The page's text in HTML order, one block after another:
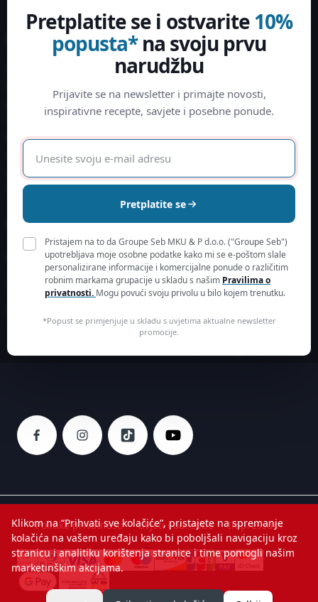
Klikom na “Prihvati sve kolačiće”, pristajete na spremanje
kolačića na vašem uređaju kako bi poboljšali navigaciju kroz
stranicu i analitiku korištenja stranice i time pomogli našim
marketinškim akcijama.
Pretplatite se i ostvarite10%
popusta*na svoju prvu
narudžbu
Prijavite se na newsletter i primajte novosti,
inspirativne recepte, savjete i posebne ponude.
E-
mail
adresa
Pretplatite se
Pristajem na to da Groupe Seb MKU & P d.o.o. ("Groupe Seb")
upotrebljava moje osobne podatke kako mi se e-poštom slale
personalizirane informacije i komercijalne ponude o različitim
robnim markama grupacije u skladu s našim Pravilima o
privatnosti. Mogu povući svoju privolu u bilo kojem trenutku.
*Popust se primjenjuje u skladu s uvjetima aktualne newsletter
promocije.
Informacije
Pravo na jednostrani raskid
ugovora
Prigovor / rješavanje sporova
Slanje i dostava
Izjava o korištenju Monri
WSPay-a
O nama
Saznajte više
Održivost
Zbrinjavanje otpada i zaštita
okoliša
Moj korisnički račun
Prijavite se
Kreirajte korisnički račun
Kontakt
contact-
hr@groupeseb.com
01 30 15 294
SEB mku & p d.o.o.
Politika privatnosti Uvjeti i odredbe Impressum